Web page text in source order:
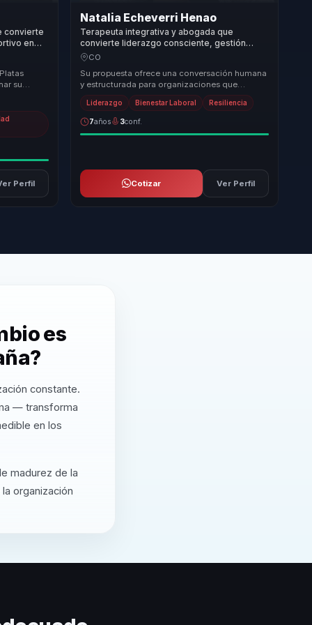
convierte
en
lideres.
su
su
Perfil
Natalia Echeverri Henao
Terapeuta integrativa y abogada que
convierte liderazgo consciente, gestión
emocional y Kintsugi en equipos más
CO
Su propuesta ofrece una conversación humana
y estructurada para organizaciones que
quieren fortalecer liderazgo consciente,
comunicación ...
Liderazgo Bienestar Laboral Resiliencia
7años 3conf.
Cotizar Ver Perfil
es
constante.
— transforma
en los
madurez de la
organización